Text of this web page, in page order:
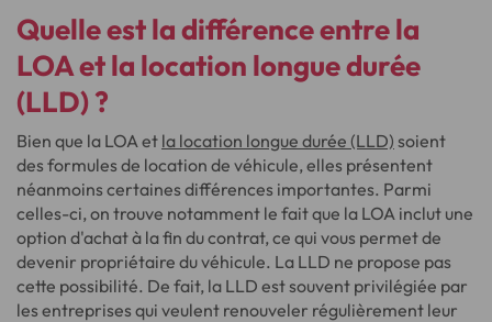
Quelle est la différence entre la
LOA et la location longue durée
(LLD) ?
Bien que la LOA et la location longue durée (LLD) soient
des formules de location de véhicule, elles présentent
néanmoins certaines différences importantes. Parmi
celles-ci, on trouve notamment le fait que la LOA inclut une
option d'achat à la fin du contrat, ce qui vous permet de
devenir propriétaire du véhicule. La LLD ne propose pas
cette possibilité. De fait, la LLD est souvent privilégiée par
les entreprises qui veulent renouveler régulièrement leur